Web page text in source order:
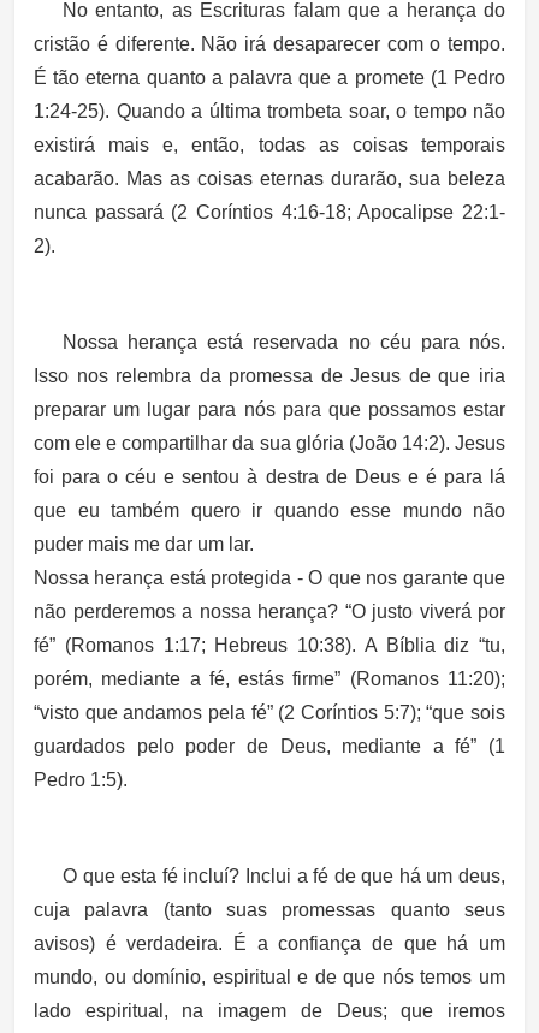
No entanto, as Escrituras falam que a herança do
cristão é diferente. Não irá desaparecer com o tempo.
É tão eterna quanto a palavra que a promete (1 Pedro
1:24-25). Quando a última trombeta soar, o tempo não
existirá mais e, então, todas as coisas temporais
acabarão. Mas as coisas eternas durarão, sua beleza
nunca passará (2 Coríntios 4:16-18; Apocalipse 22:1-
2).
Nossa herança está reservada no céu para nós.
Isso nos relembra da promessa de Jesus de que iria
preparar um lugar para nós para que possamos estar
com ele e compartilhar da sua glória (João 14:2). Jesus
foi para o céu e sentou à destra de Deus e é para lá
que eu também quero ir quando esse mundo não
puder mais me dar um lar.
Nossa herança está protegida - O que nos garante que
não perderemos a nossa herança? “O justo viverá por
fé” (Romanos 1:17; Hebreus 10:38). A Bíblia diz “tu,
porém, mediante a fé, estás firme” (Romanos 11:20);
“visto que andamos pela fé” (2 Coríntios 5:7); “que sois
guardados pelo poder de Deus, mediante a fé” (1
Pedro 1:5).
O que esta fé incluí? Inclui a fé de que há um deus,
cuja palavra (tanto suas promessas quanto seus
avisos) é verdadeira. É a confiança de que há um
mundo, ou domínio, espiritual e de que nós temos um
lado espiritual, na imagem de Deus; que iremos